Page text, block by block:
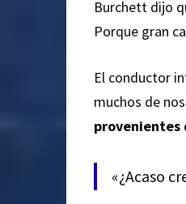
Burchett dijo
Porque gran
El conductor
muchos de
provenientes
«¿Acaso